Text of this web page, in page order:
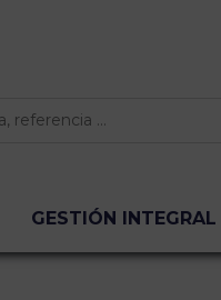
GESTIÓN